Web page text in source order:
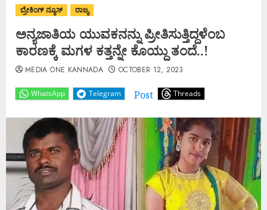
ಬ್ರೇಕಿಂಗ್ ನ್ಯೂಸ್ ರಾಜ್ಯ
ಅನ್ಯಜಾತಿಯ ಯುವಕನನ್ನು ಪ್ರೀತಿಸುತ್ತಿದ್ದಳೆಂಬ
ಕಾರಣಕ್ಕೆ ಮಗಳ ಕತ್ತನ್ನೇ ಕೊಯ್ದು ತಂದೆ..!
WhatsApp Telegram Post Threads
MEDIA ONE KANNADA OCTOBER 12, 2023